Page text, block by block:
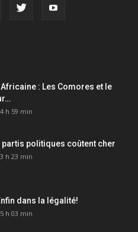
: Les Comores et le
h 59 min
partis politiques coûtent cher
h 23 min
dans la légalité!
h 03 min